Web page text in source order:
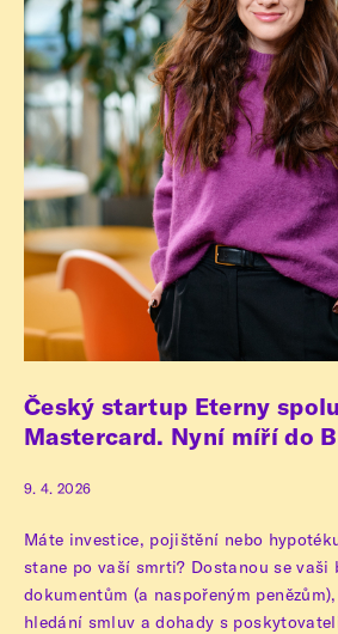
Český startup Eterny
Mastercard. Nyní míří do
9. 4. 2026
Máte investice, pojištění nebo
stane po vaší smrti? Dostanou se vaši
dokumentům (a naspořeným
hledání smluv a dohady s